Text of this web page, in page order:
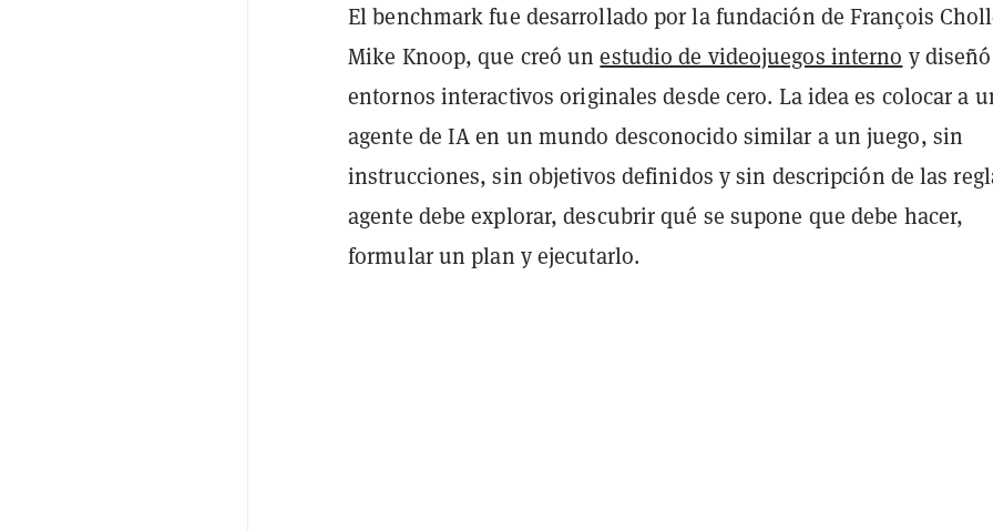
El benchmark fue desarrollado por la fundación de François
Mike Knoop, que creó unestudio de videojuegos interno y diseñó
entornos interactivos originales desde cero. La idea es colocar a
agente de IA en un mundo desconocido similar a un juego, sin
instrucciones, sin objetivos definidos y sin descripción de las
agente debe explorar, descubrir qué se supone que debe hacer,
formular un plan y ejecutarlo.